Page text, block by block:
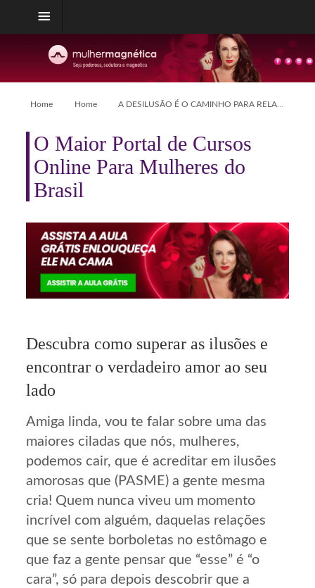
Home Home A DESILUSÃO É O CAMINHO PARA RELACIONAMENTOS REAIS E AUTÊNTICOS
O Maior Portal de Cursos
Online Para Mulheres do
Brasil
Descubra como superar as ilusões e
encontrar o verdadeiro amor ao seu
lado
Amiga linda, vou te falar sobre uma das
maiores ciladas que nós, mulheres,
podemos cair, que é acreditar em ilusões
amorosas que (PASME) a gente mesma
cria! Quem nunca viveu um momento
incrível com alguém, daquelas relações
que se sente borboletas no estômago e
que faz a gente pensar que “esse” é “o
cara”, só para depois descobrir que a